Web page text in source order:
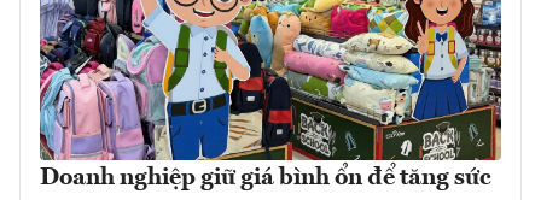
Doanh nghiệp giữ giá bình ổn để tăng sức